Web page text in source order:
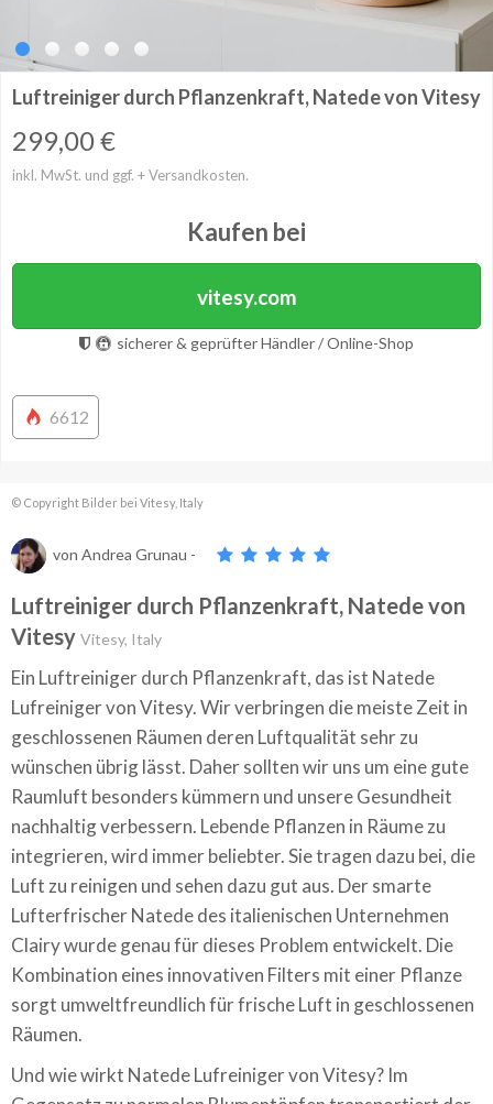
Luftreiniger durch Pflanzenkraft, Natede von Vitesy
299,00€
inkl. MwSt. und ggf. + Versandkosten.
Kaufen bei
vitesy.com
sicherer & geprüfter Händler / Online-Shop
6612
© Copyright Bilder bei Vitesy, Italy
von Andrea Grunau -
Luftreiniger durch Pflanzenkraft, Natede von
Vitesy Vitesy, Italy
Ein Luftreiniger durch Pflanzenkraft, das ist Natede
Lufreiniger von Vitesy. Wir verbringen die meiste Zeit in
geschlossenen Räumen deren Luftqualität sehr zu
wünschen übrig lässt. Daher sollten wir uns um eine gute
Raumluft besonders kümmern und unsere Gesundheit
nachhaltig verbessern. Lebende Pflanzen in Räume zu
integrieren, wird immer beliebter. Sie tragen dazu bei, die
Luft zu reinigen und sehen dazu gut aus. Der smarte
Lufterfrischer Natede des italienischen Unternehmen
Clairy wurde genau für dieses Problem entwickelt. Die
Kombination eines innovativen Filters mit einer Pflanze
sorgt umweltfreundlich für frische Luft in geschlossenen
Räumen.
Und wie wirkt Natede Lufreiniger von Vitesy? Im